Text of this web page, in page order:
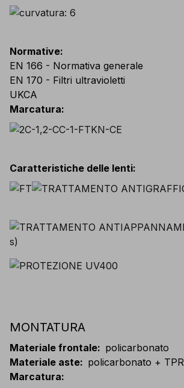
Normative:
EN 166 - Normativa generale
EN 170 - Filtri ultravioletti
UKCA
Marcatura:
Caratteristiche delle lenti:
MONTATURA
Materiale frontale: policarbonato
Materiale aste: policarbonato + TPR
Marcatura: